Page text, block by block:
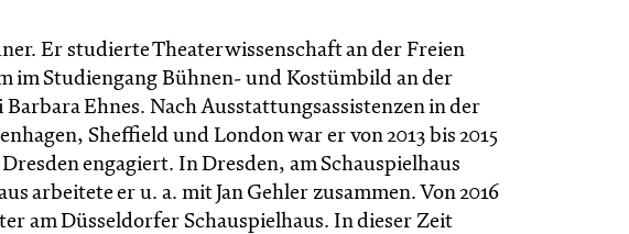
Er studierte Theaterwissenschaft an der Freien
im Studiengang Bühnen- und Kostümbild an der
Ehnes. Nach Ausstattungsassistenzen in der
Sheffield und London war er von 2013 bis 2015
engagiert. In Dresden, am Schauspielhaus
arbeitete er u. a. mit Jan Gehler zusammen. Von 2016
am Düsseldorfer Schauspielhaus. In dieser Zeit